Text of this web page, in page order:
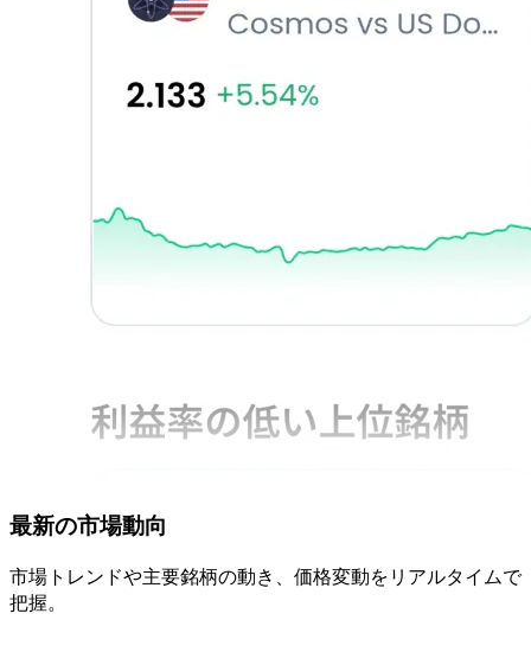
最新の市場動向
市場トレンドや主要銘柄の動き、 価格変動を リアルタイムで
把握。